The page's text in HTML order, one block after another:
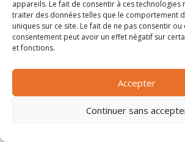
appareils. Le fait de consentir à ces technologies
traiter des données telles que le comportement
uniques sur ce site. Le fait de ne pas consentir
consentement peut avoir un effet négatif sur
et fonctions.
Accepter
Continuer sans
Pharmacie et vente d'articles médicaux
Photos
Piscine
Polynésie Française 987